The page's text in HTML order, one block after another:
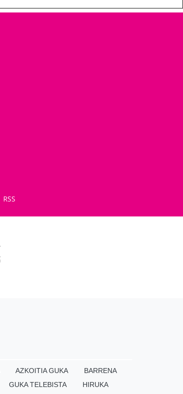
RSS
AZKOITIA GUKA
BARRENA
GUKA TELEBISTA HIRUKA